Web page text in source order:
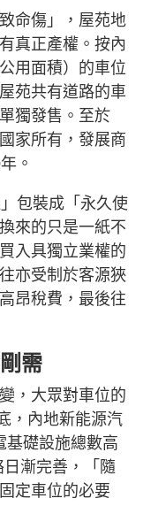
命傷」，屋苑地
真正產權。按內
用面積）的車位
苑共有道路的車
獨發售。至於
家所有，發展商
。
包裝成「永久使
來的只是一紙不
入具獨立業權的
亦受制於客源狹
昂稅費，最後往
需
，大眾對車位的
，內地新能源汽
基礎設施總數高
漸完善，「隨
定車位的必要